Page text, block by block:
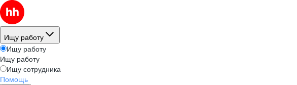
Ищу работу
Ищу работу
Ищу работу
Ищу сотрудника
Помощь